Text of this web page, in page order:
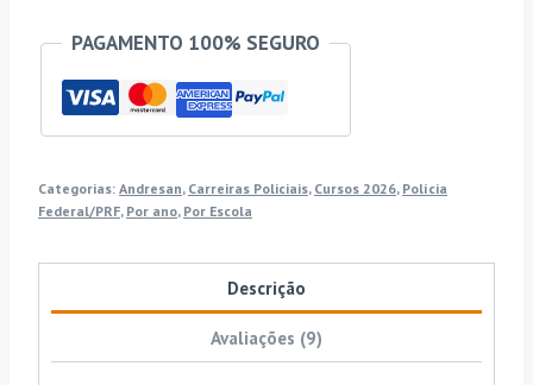
quantidade
PAGAMENTO 100% SEGURO
Categorias: Andresan, Carreiras Policiais, Cursos 2026, Polícia
Federal/PRF, Por ano, Por Escola
Descrição
Avaliações (9)